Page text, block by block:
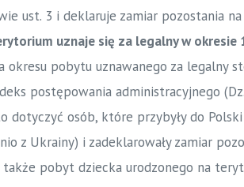
ust. 3 i deklaruje zamiar pozostania
uznaje się za legalny w
pobytu uznawanego za legalny
postępowania administracyjnego
dotyczyć osób, które przybyły do
z Ukrainy) i zadeklarowały zamiar
także pobyt dziecka urodzonego na